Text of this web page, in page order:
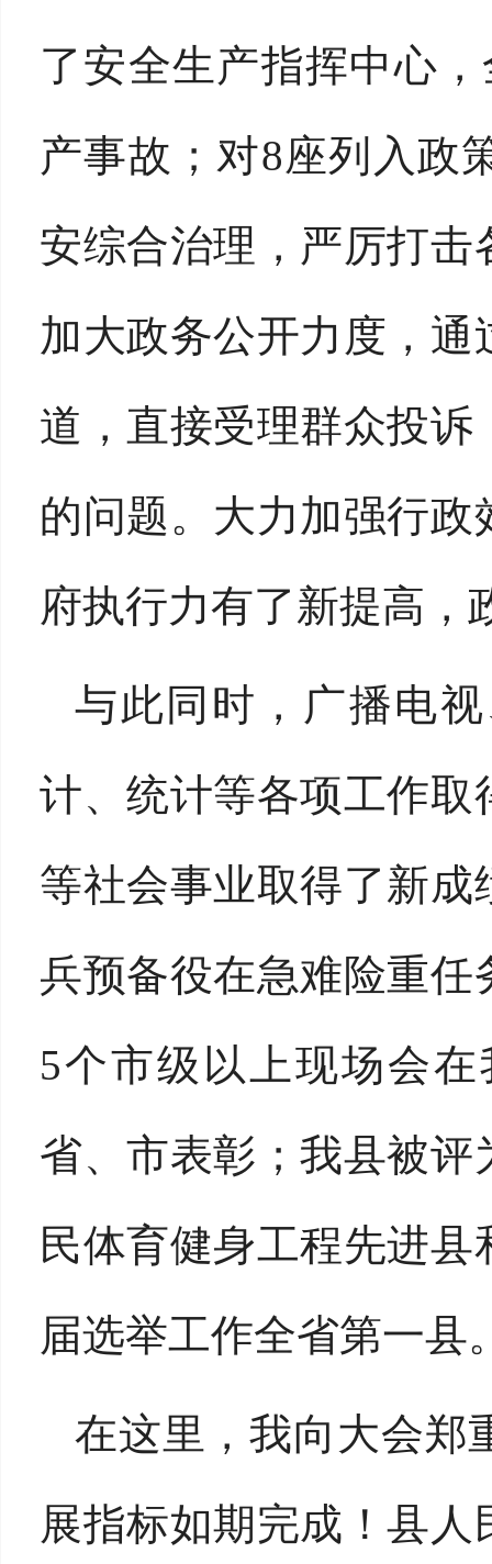
了安全生产指挥中心
产事故；对8座列入政
安综合治理，严厉打
加大政务公开力度，
道，直接受理群众投
的问题。大力加强行
府执行力有了新提高，
与此同时，广播电
计、统计等各项工作
等社会事业取得了新
兵预备役在急难险重
5个市级以上现场会
省、市表彰；我县被
民体育健身工程先进
届选举工作全省第一县
在这里，我向大会郑
展指标如期完成！县